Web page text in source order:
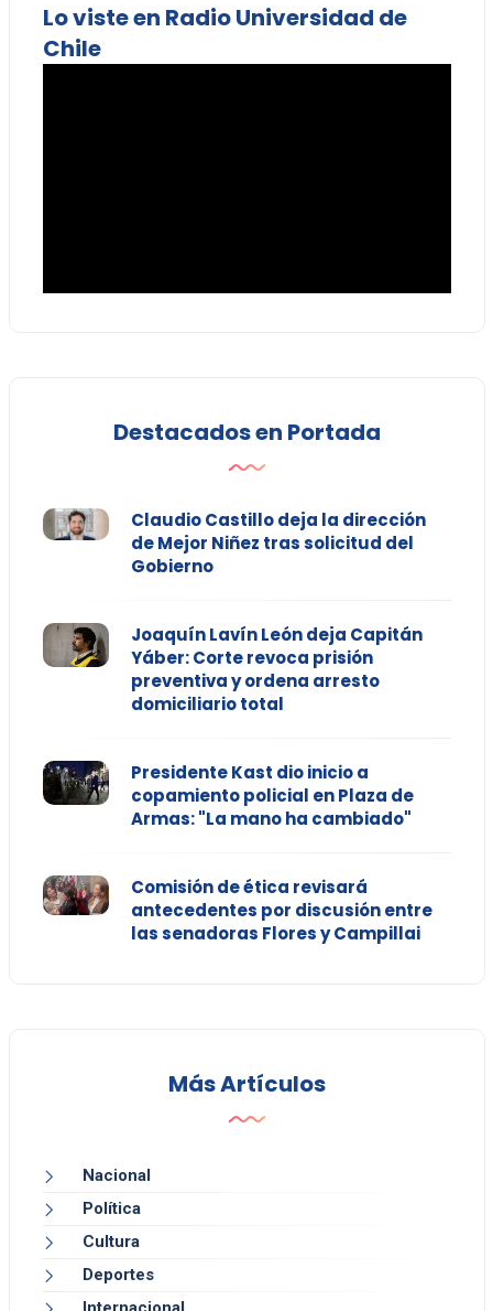
Lo viste en Radio Universidad de
Chile
Destacados en Portada
Claudio Castillo deja la dirección
de Mejor Niñez tras solicitud del
Gobierno
Joaquín Lavín León deja Capitán
Yáber: Corte revoca prisión
preventiva y ordena arresto
domiciliario total
Presidente Kast dio inicio a
copamiento policial en Plaza de
Armas: "La mano ha cambiado"
Comisión de ética revisará
antecedentes por discusión entre
las senadoras Flores y Campillai
Más Artículos
Nacional
Política
Cultura
Deportes